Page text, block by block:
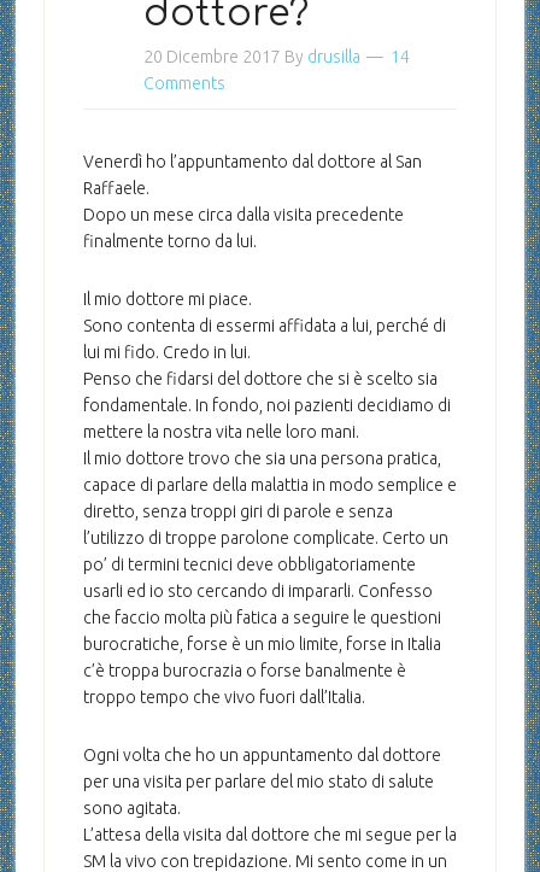
dottore?
20 Dicembre 2017 By drusilla
14
Comments
Venerdì ho l’appuntamento dal dottore al San
Raffaele.
Dopo un mese circa dalla visita precedente
finalmente torno da lui.
Il mio dottore mi piace.
Sono contenta di essermi affidata a lui, perché di
lui mi fido. Credo in lui.
Penso che fidarsi del dottore che si è scelto sia
fondamentale. In fondo, noi pazienti decidiamo di
mettere la nostra vita nelle loro mani.
Il mio dottore trovo che sia una persona pratica,
capace di parlare della malattia in modo semplice e
diretto, senza troppi giri di parole e senza
l’utilizzo di troppe parolone complicate. Certo un
po’ di termini tecnici deve obbligatoriamente
usarli ed io sto cercando di impararli. Confesso
che faccio molta più fatica a seguire le questioni
burocratiche, forse è un mio limite, forse in Italia
c’è troppa burocrazia o forse banalmente è
troppo tempo che vivo fuori dall’Italia.
Ogni volta che ho un appuntamento dal dottore
per una visita per parlare del mio stato di salute
sono agitata.
L’attesa della visita dal dottore che mi segue per la
SM la vivo con trepidazione. Mi sento come in un